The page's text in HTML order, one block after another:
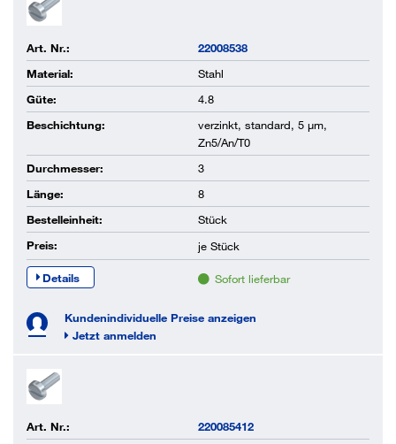
Art. Nr.:
22008538
Material:
Stahl
Güte:
4.8
Beschichtung:
verzinkt, standard, 5 µm,
Zn5/An/T0
Durchmesser:
3
Länge:
8
Bestelleinheit:
Stück
Preis:
je Stück
Details Sofort lieferbar
Kundenindividuelle Preise anzeigen
Jetzt anmelden
Art. Nr.:
220085412